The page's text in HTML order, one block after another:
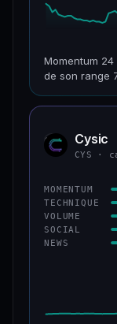
Momentum
de son range
CAP.
VAR. 7 J
VS ATH
−69,5 %
CONFIANCE
CYS Cysic
CYS ·
MOMENTUM
TECHNIQUE
VOLUME
SOCIAL
NEWS